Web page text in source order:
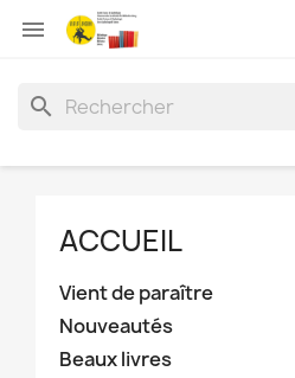

search
ACCUEIL
Vient de paraître
Nouveautés
Beaux livres